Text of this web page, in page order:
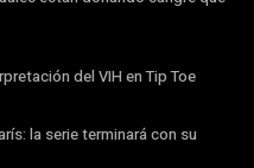
del VIH en Tip Toe
la serie terminará con su